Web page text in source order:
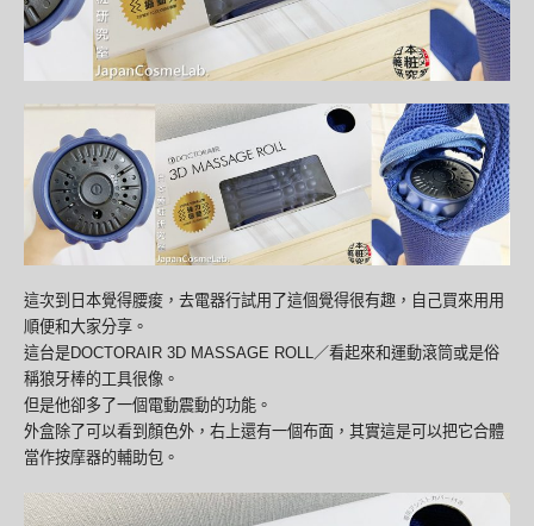
這次到日本覺得腰痠，去電器行試用了這個覺得很有趣，自己買來用用
順便和大家分享。
這台是DOCTORAIR 3D MASSAGE ROLL／看起來和運動滾筒或是俗
稱狼牙棒的工具很像。
但是他卻多了一個電動震動的功能。
外盒除了可以看到顏色外，右上還有一個布面，其實這是可以把它合體
當作按摩器的輔助包。